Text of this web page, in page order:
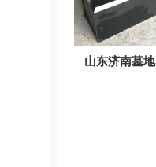
山东济南墓地